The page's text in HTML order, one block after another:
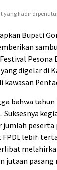
yang hadir di
Bupati
Pesona
digelar di
kawasan
bahwa tahun
Suksesnya
jumlah peserta
FPDL lebih
jutaan pasang